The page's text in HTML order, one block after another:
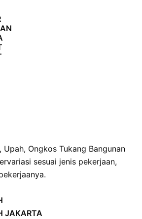
, Upah, Ongkos Tukang Bangunan
sesuai jenis pekerjaan,
JAKARTA